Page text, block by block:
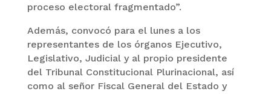
proceso electoral fragmentado”.
Además, convocó para el lunes a los
representantes de los órganos Ejecutivo,
Legislativo, Judicial y al propio presidente
del Tribunal Constitucional Plurinacional, así
como al señor Fiscal General del Estado y